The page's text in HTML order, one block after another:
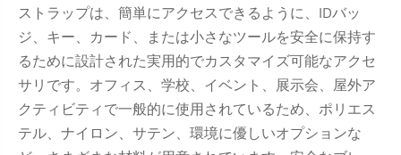
ストラップは、簡単にアクセスできるように、IDバッ
ジ、キー、カード、または小さなツールを安全に保持す
るために設計された実用的でカスタマイズ可能なアクセ
サリです。オフィス、学校、イベント、展示会、屋外ア
クティビティで一般的に使用されているため、ポリエス
テル、ナイロン、サテン、環境に優しいオプションな